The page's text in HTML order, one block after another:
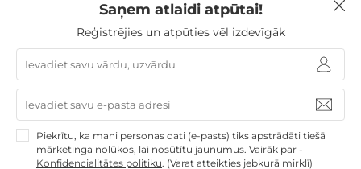
Līdz brīnišķīgai atpūtai atlikuši tikai daži soļi
PĒRKU
Saņem atlaidi atpūtai!
Reģistrējies un atpūties vēl izdevīgāk
Piekrītu, ka mani personas dati (e-pasts) tiks apstrādāti tiešā
mārketinga nolūkos, lai nosūtītu jaunumus. Vairāk par -
Konfidencialitātes politiku. (Varat atteikties jebkurā mirklī)